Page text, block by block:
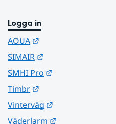
Logga in
AQUA
SIMAIR
SMHI Pro
Timbr
Vinterväg
Väderlarm